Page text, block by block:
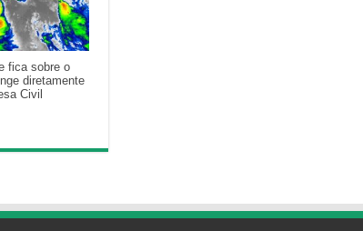
fica sobre o
diretamente
Civil